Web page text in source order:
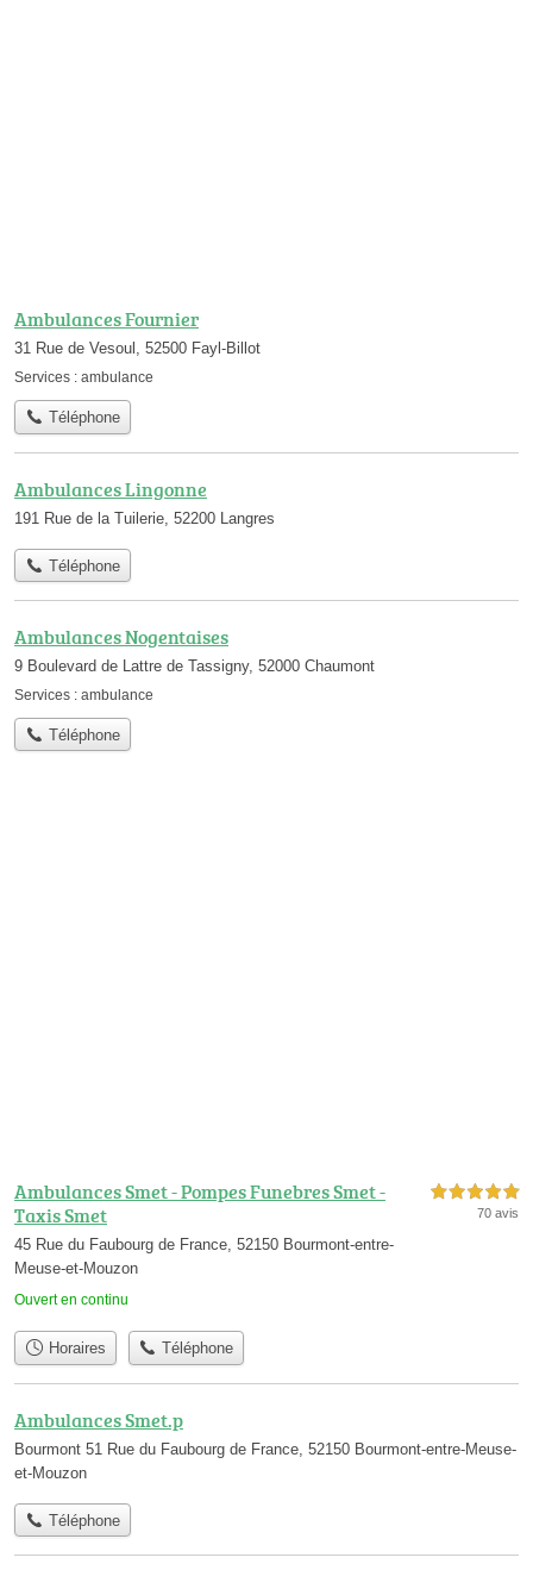
Ambulances Fournier
31 Rue de Vesoul, 52500 Fayl-Billot
Services : ambulance
Téléphone
Ambulances Lingonne
191 Rue de la Tuilerie, 52200 Langres
Téléphone
Ambulances Nogentaises
9 Boulevard de Lattre de Tassigny, 52000 Chaumont
Services : ambulance
Téléphone
Ambulances Smet - Pompes Funebres Smet -
Taxis Smet
45 Rue du Faubourg de France, 52150 Bourmont-entre-
Meuse-et-Mouzon
Ouvert en continu
5,0 étoiles sur 5
70 avis
Horaires Téléphone
Ambulances Smet.p
Bourmont 51 Rue du Faubourg de France, 52150 Bourmont-entre-Meuse-
et-Mouzon
Téléphone